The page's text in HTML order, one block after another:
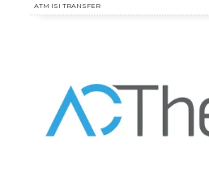
ATM ISI TRANSFER